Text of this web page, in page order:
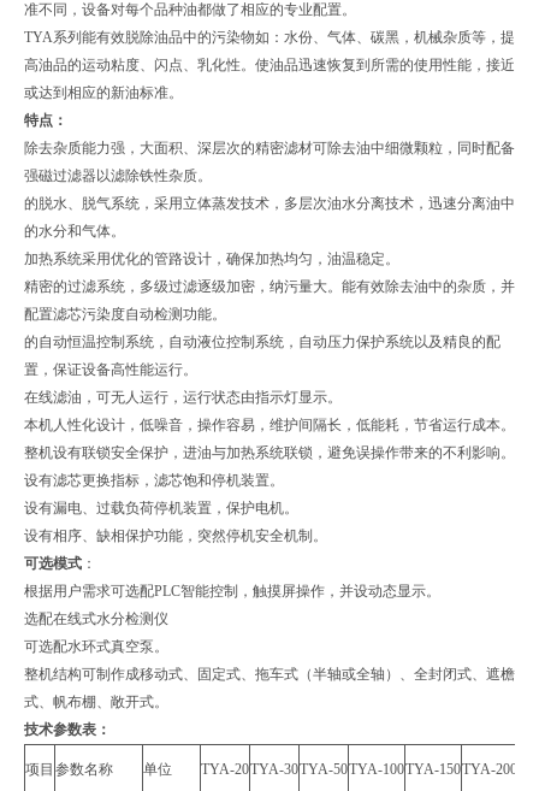
准不同，设备对每个品种油都做了相应的专业配置。
TYA系列能有效脱除油品中的污染物如：水份、气体、碳黑，机械杂质等，提
高油品的运动粘度、闪点、乳化性。使油品迅速恢复到所需的使用性能，接近
或达到相应的新油标准。
特点：
除去杂质能力强，大面积、深层次的精密滤材可除去油中细微颗粒，同时配备
强磁过滤器以滤除铁性杂质。
的脱水、脱气系统，采用立体蒸发技术，多层次油水分离技术，迅速分离油中
的水分和气体。
加热系统采用优化的管路设计，确保加热均匀，油温稳定。
精密的过滤系统，多级过滤逐级加密，纳污量大。能有效除去油中的杂质，并
配置滤芯污染度自动检测功能。
的自动恒温控制系统，自动液位控制系统，自动压力保护系统以及精良的配
置，保证设备高性能运行。
在线滤油，可无人运行，运行状态由指示灯显示。
本机人性化设计，低噪音，操作容易，维护间隔长，低能耗，节省运行成本。
整机设有联锁安全保护，进油与加热系统联锁，避免误操作带来的不利影响。
设有滤芯更换指标，滤芯饱和停机装置。
设有漏电、过载负荷停机装置，保护电机。
设有相序、缺相保护功能，突然停机安全机制。
可选模式 ：
根据用户需求可选配PLC智能控制，触摸屏操作，并设动态显示。
选配在线式水分检测仪
可选配水环式真空泵。
整机结构可制作成移动式、固定式、拖车式（半轴或全轴）、全封闭式、遮檐
式、帆布棚、敞开式。
技术参数表：
项目 参数名称 单位 TYA-20TYA-30TYA-50TYA-100TYA-150TYA-200